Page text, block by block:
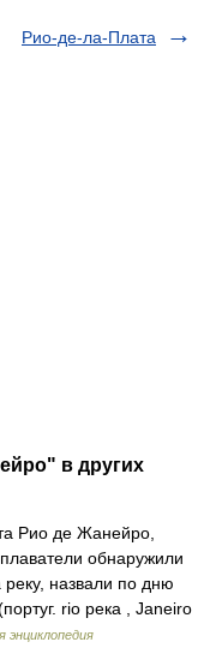
Рио-де-ла-Плата
в других
Рио де Жанейро,
обнаружили
реку, назвали по дню
rio река , Janeiro
энциклопедия